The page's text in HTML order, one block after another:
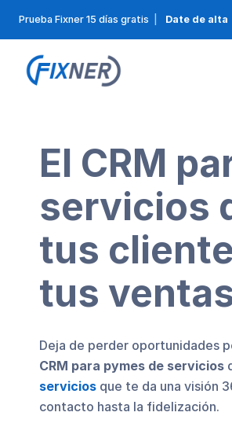
Prueba Fixner 15 días gratis Date de alta
El CRM
servicios
tus
tus
Deja de perder oportunidades
CRM para pymes de servicios
servicios que te da una visión
contacto hasta la fidelización.